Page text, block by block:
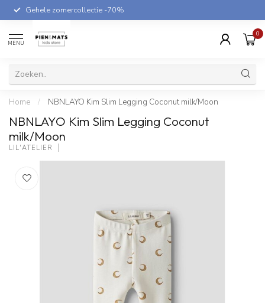
Gehele zomercollectie -70%
MENU
0
Home / NBNLAYO Kim Slim Legging Coconut milk/Moon
NBNLAYO Kim Slim Legging Coconut
milk/Moon
LIL'ATELIER